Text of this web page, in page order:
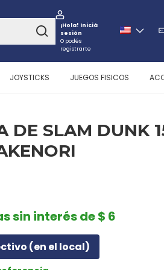
¡Hola! Iniciá
sesión
O podés
registrarte
JOYSTICKS JUEGOS FISICOS
DE SLAM DUNK
sin interés de $ 6
(en el local)